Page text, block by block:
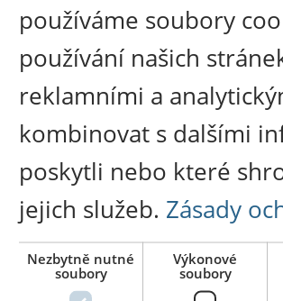
používáme soubory
používání našich
reklamními a
kombinovat s dalšími
poskytli nebo které
jejich služeb. Zásady
Nezbytně nutné
soubory
Výkonové
soubory